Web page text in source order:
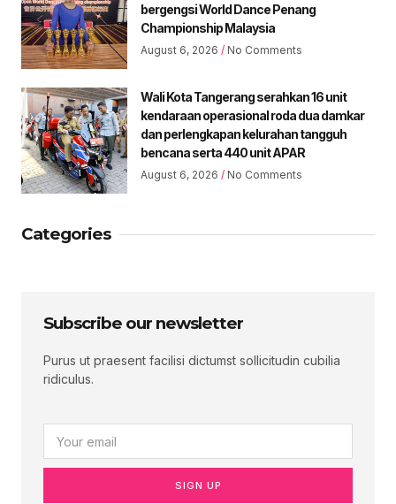
bergengsi World Dance Penang
Championship Malaysia
August 6, 2026 No Comments
Wali Kota Tangerang serahkan 16 unit
kendaraan operasional roda dua damkar
dan perlengkapan kelurahan tangguh
bencana serta 440 unit APAR
August 6, 2026 No Comments
Categories
Subscribe our newsletter
Purus ut praesent facilisi dictumst sollicitudin cubilia
ridiculus.
SIGN UP